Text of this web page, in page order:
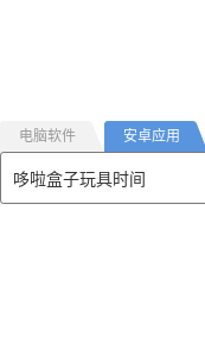
电脑软件 安卓应用